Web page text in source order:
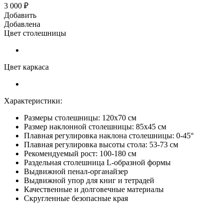
3 000 ₽
Добавить
Добавлена
Цвет столешницы
Цвет каркаса
Характеристики:
Размеры столешницы: 120х70 см
Размер наклонной столешницы: 85х45 см
Плавная регулировка наклона столешницы: 0-45°
Плавная регулировка высоты стола: 53-73 см
Рекомендуемый рост: 100-180 см
Раздельная столешница L-образной формы
Выдвижной пенал-органайзер
Выдвижной упор для книг и тетрадей
Качественные и долговечные материалы
Скругленные безопасные края